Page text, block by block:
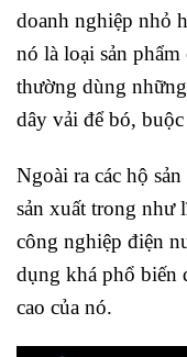
doanh nghiệp nhỏ
nó là loại sản
thường dùng
dây vải để bó,
Ngoài ra các hộ
sản xuất trong như
công nghiệp điện
dụng khá phổ biến
cao của nó.